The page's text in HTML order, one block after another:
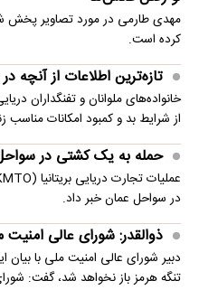
مهدی طارمی در مورد تصاویر پخش
کرده است.
تازه‌ترین اطلاعات از آنچه
خانواده‌های ملوانان و تفنگداران
از شرایط بد و کمبود امکانات مناسب
حمله به یک کشتی در
در سواحل عمان خبر داد.
ذوالقدر: شورای عالی
دبیر شورای عالی امنیت ملی با بیان
تنگه هرمز باز نخواهد شد، گفت: